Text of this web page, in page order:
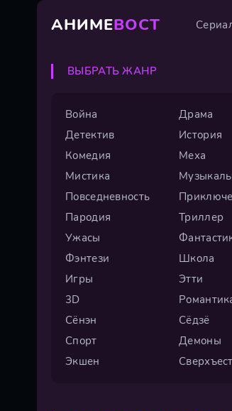
АНИМЕВОСТ
ВЫБРАТЬ ЖАНР
Война
Драма
Детектив
История
Комедия
Меха
Мистика
Повседневность
Пародия
Триллер
Ужасы
Фэнтези
Школа
Игры
Этти
3D
Сёнэн
Сёдзё
Спорт
Демоны
Экшен